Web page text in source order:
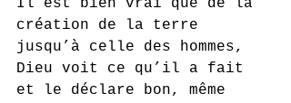
Il est bien vrai que de la
création de la terre
jusqu’à celle des hommes,
Dieu voit ce qu’il a fait
et le déclare bon, même